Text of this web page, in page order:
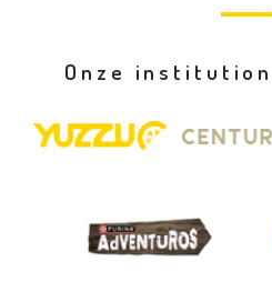
Onze